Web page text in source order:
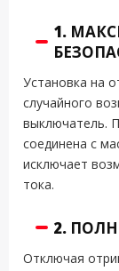
1.
Установка на
случайного
выключатель.
соединена с
исключает
тока.
2.
Отключая